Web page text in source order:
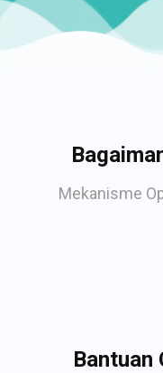
Mekanisme
Bantuan